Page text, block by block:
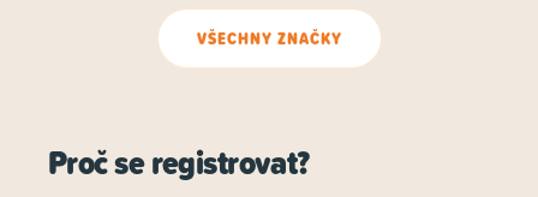
VŠECHNY ZNAČKY
Proč se registrovat?